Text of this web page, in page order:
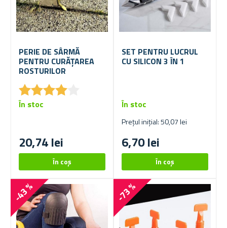
PERIE DE SÂRMĂ
PENTRU CURĂȚAREA
ROSTURILOR
★★★★
★★★★
20,74 lei
În stoc
SET PENTRU LUCRUL
CU SILICON 3 ÎN 1
Prețul inițial: 50,07 lei
6,70 lei
În stoc
-43 % -73 %